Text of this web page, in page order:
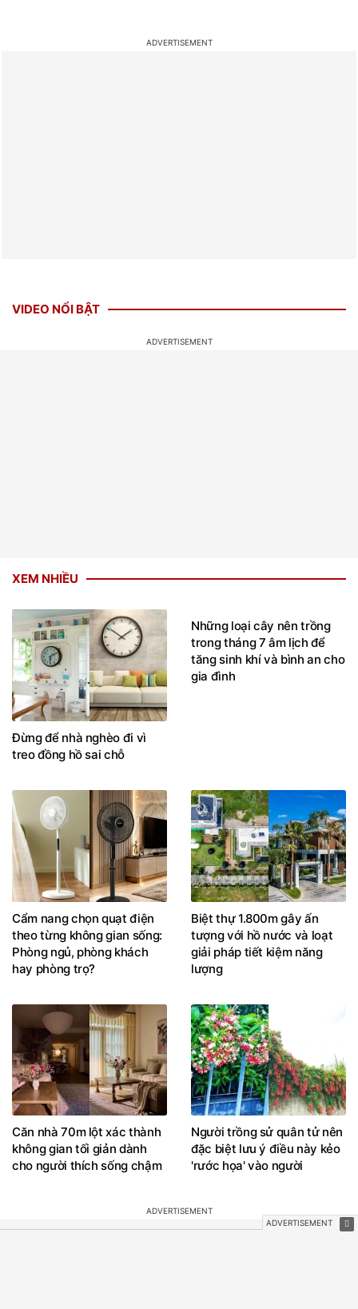
VIDEO NỔI BẬT
XEM NHIỀU
Đừng để nhà nghèo đi vì
treo đồng hồ sai chỗ
gia đình
Cẩm nang chọn quạt điện
theo từng không gian sống:
hay phòng trọ?
Biệt thự 1.800m gây ấn
tượng với hồ nước và loạt
lượng
Căn nhà 70m lột xác thành
Người trồng sử quân tử nên